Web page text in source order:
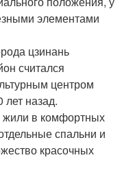
элементами
цзинань
считался
центром
назад.
жили в комфортных
спальни и
красочных